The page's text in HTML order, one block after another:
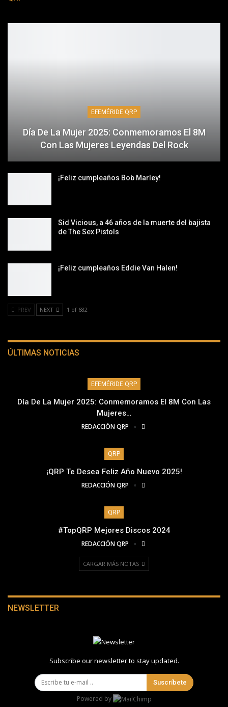
EFEMÉRIDE QRP
Día De La Mujer 2025: Conmemoramos El 8M
Con Las Mujeres Leyendas Del Rock
¡Feliz cumpleaños Bob Marley!
Sid Vicious, a 46 años de la muerte del bajista
de The Sex Pistols
¡Feliz cumpleaños Eddie Van Halen!
PREV NEXT 1 of 682
ÚLTIMAS NOTICIAS
EFEMÉRIDE QRP
Día De La Mujer 2025: Conmemoramos El 8M Con Las
Mujeres…
REDACCIÓN QRP
QRP
¡QRP Te Desea Feliz Año Nuevo 2025!
REDACCIÓN QRP
QRP
#TopQRP Mejores Discos 2024
REDACCIÓN QRP
CARGAR MÁS NOTAS
NEWSLETTER
Subscribe our newsletter to stay updated.
Suscríbete
Powered by